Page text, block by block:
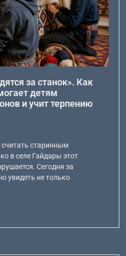
за станок». Как
детям
и учит терпению
считать старинным
в селе Гайдары этот
Сегодня за
увидеть не только